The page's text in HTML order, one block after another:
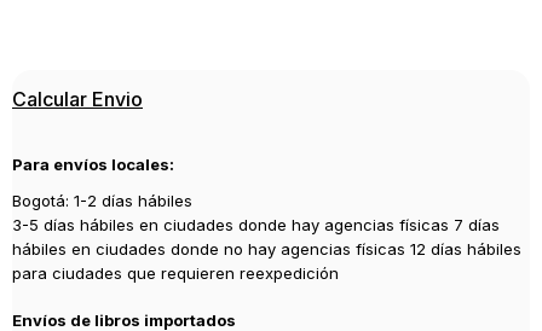
USBORNE
2024
Calcular Envio
Para envíos locales:
Bogotá: 1-2 días hábiles
3-5 días hábiles en ciudades donde hay agencias físicas 7 días
hábiles en ciudades donde no hay agencias físicas 12 días hábiles
para ciudades que requieren reexpedición
Envíos de libros importados